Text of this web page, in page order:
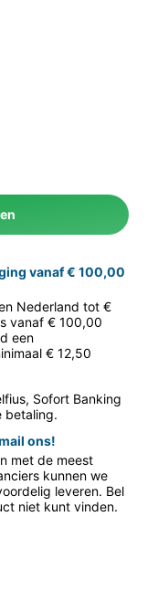
vanaf € 100,00
Nederland tot €
vanaf € 100,00
een
€ 12,50
Sofort Banking
betaling.
ons!
met de meest
kunnen we
leveren. Bel
niet kunt vinden.